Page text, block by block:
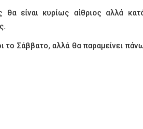
είναι κυρίως αίθριος αλλά
το Σάββατο, αλλά θα παραμείνει